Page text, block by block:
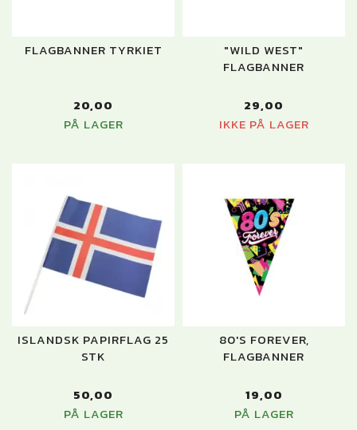
FLAGBANNER TYRKIET
20,00
PÅ LAGER
"WILD WEST"
FLAGBANNER
29,00
IKKE PÅ LAGER
ISLANDSK PAPIRFLAG 25
STK
50,00
PÅ LAGER
80'S FOREVER,
FLAGBANNER
19,00
PÅ LAGER